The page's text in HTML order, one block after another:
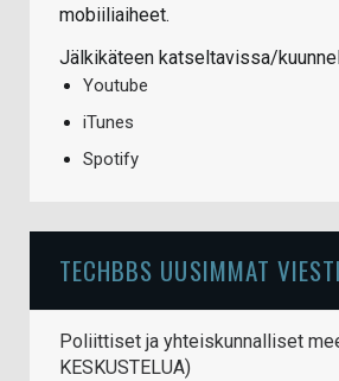
mobiiliaiheet.
Jälkikäteen katseltavissa/
Youtube
iTunes
Spotify
TECHBBS UUSIMMAT
Poliittiset ja yhteiskunnalliset
KESKUSTELUA)